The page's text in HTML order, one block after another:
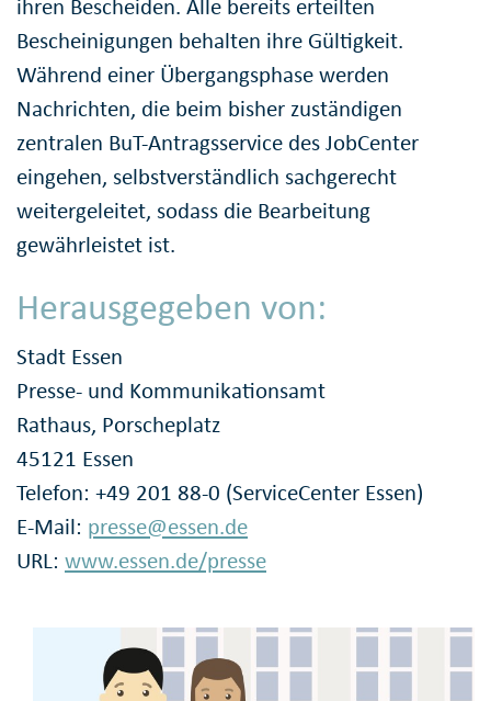
ihren Bescheiden. Alle bereits erteilten
Bescheinigungen behalten ihre Gültigkeit.
Während einer Übergangsphase werden
Nachrichten, die beim bisher zuständigen
zentralen BuT-Antragsservice des JobCenter
eingehen, selbstverständlich sachgerecht
weitergeleitet, sodass die Bearbeitung
gewährleistet ist.
Herausgegeben von:
Stadt Essen
Presse- und Kommunikationsamt
Rathaus, Porscheplatz
45121 Essen
Telefon: +49 201 88-0 (ServiceCenter Essen)
E-Mail: presse@essen.de
URL: www.essen.de/presse